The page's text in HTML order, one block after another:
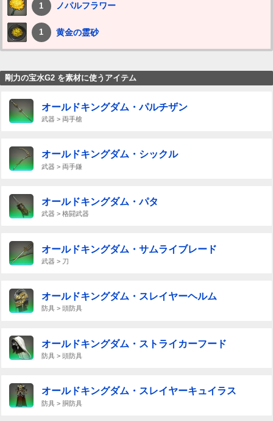
1 ノパルフラワー
1 黄金の霊砂
剛力の宝水G2 を素材に使うアイテム
オールドキングダム・パルチザン
武器 > 両手槍
オールドキングダム・シックル
武器 > 両手鎌
オールドキングダム・パタ
武器 > 格闘武器
オールドキングダム・サムライブレード
武器 > 刀
オールドキングダム・スレイヤーヘルム
防具 > 頭防具
オールドキングダム・ストライカーフード
防具 > 頭防具
オールドキングダム・スレイヤーキュイラス
防具 > 胴防具